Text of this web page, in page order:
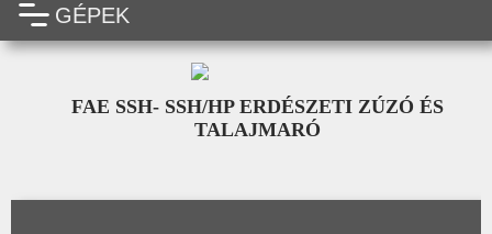
GÉPEK
FAE SSH- SSH/HP ERDÉSZETI ZÚZÓ ÉS
TALAJMARÓ